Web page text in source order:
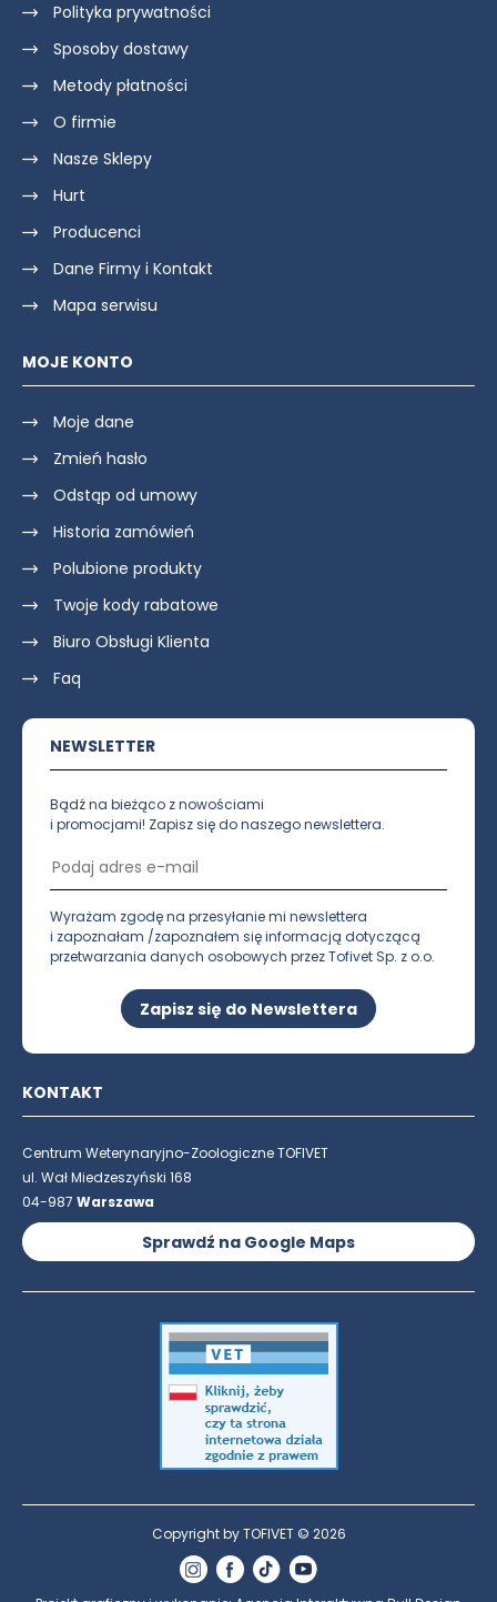
Polityka prywatności
Sposoby dostawy
Metody płatności
O firmie
Nasze Sklepy
Hurt
Producenci
Dane Firmy i Kontakt
Mapa serwisu
MOJE KONTO
Moje dane
Zmień hasło
Odstąp od umowy
Historia zamówień
Polubione produkty
Twoje kody rabatowe
Biuro Obsługi Klienta
Faq
NEWSLETTER
Bądź na bieżąco z nowościami
i promocjami! Zapisz się do naszego newslettera.
Wyrażam zgodę na przesyłanie mi newslettera
i zapoznałam /zapoznałem się informacją dotyczącą
przetwarzania danych osobowych przez Tofivet Sp. z o.o.
Zapisz się do Newslettera
KONTAKT
Centrum Weterynaryjno-Zoologiczne TOFIVET
ul. Wał Miedzeszyński 168
04-987 Warszawa
Sprawdź na Google Maps
Copyright by TOFIVET © 2026
InstagramFacebook
TikTokYouTube